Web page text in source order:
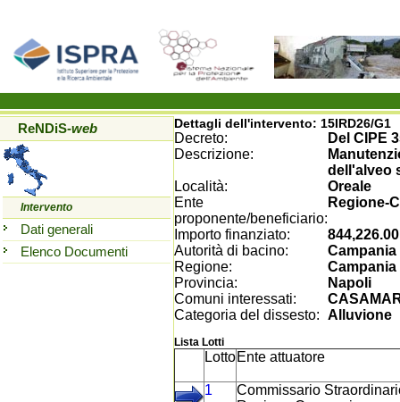
ReNDiS-web
Intervento
Dati generali
Elenco Documenti
Dettagli dell'intervento: 15IRD26/G1
Decreto:
Del CIPE
Descrizione:
dell'alveo
Località:
Oreale
Ente
proponente/beneficiario:
Regione-
Importo finanziato: 844,226.00
Autorità di bacino:
Regione:
Campania
Provincia:
Napoli
Comuni interessati:
Categoria del dissesto: Alluvione
Lista Lotti
LottoEnte attuatore
1
Commissario